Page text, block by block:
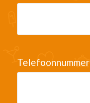
Telefoonnummer